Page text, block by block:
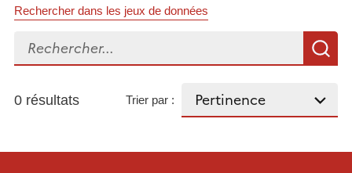
Rechercher dans les jeux de données
Rechercher...
0 résultats Trier par :